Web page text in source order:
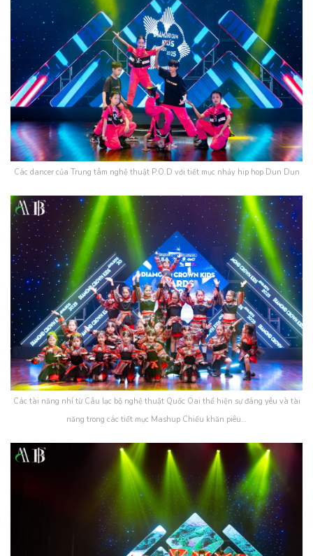
Các dancer của Trung tâm nghệ thuật P.O.D với tiết mục nhảy hip hop Dun Dun
Các tài năng nhí từ Câu lạc bộ nghệ thuật Quốc Oai thể hiện sự đáng yêu và tài
năng trong các tiết mục Mashup Chiếu khăn piêu…